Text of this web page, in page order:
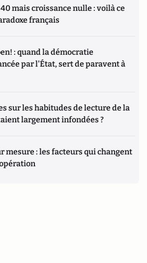
40 mais croissance nulle : voilà ce
français
: quand la démocratie
par l'État, sert de paravent à
sur les habitudes de lecture de la
largement infondées ?
mesure : les facteurs qui changent